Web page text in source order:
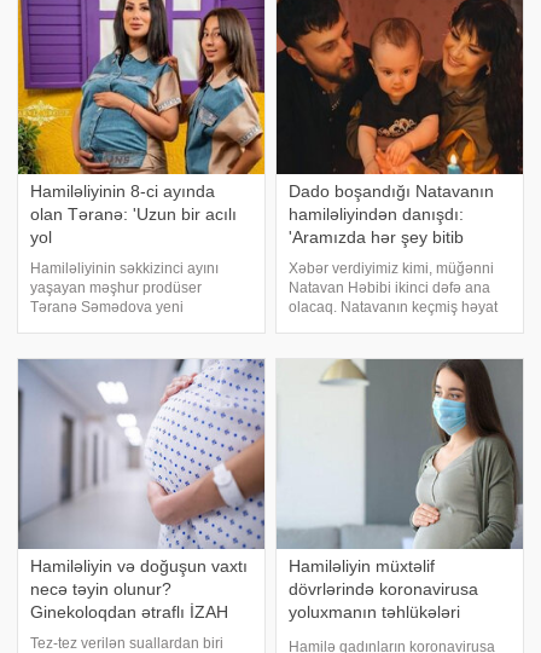
mütləq qoruyub, saxlamalısan.
Çünk
Hamiləliyinin 8-ci ayında
olan Təranə: 'Uzun bir acılı
yol
Hamiləliyinin səkkizinci ayını
yaşayan məşhur prodüser
Təranə Səmədova yeni
Suellə birlikdə obyektiv qarşısına
keçib. Sosial şəbəkə hesabında
fotolarını paylaşa
Dado boşandığı Natavanın
hamiləliyindən danışdı:
'Aramızda hər şey bitib
Xəbər verdiyimiz kimi, müğənni
Natavan Həbibi ikinci dəfə ana
olacaq. Natavanın keçmiş həyat
məsələ ilə bağlı sosial şəbəkə
hesabında videoaçıqlama
Hamiləliyin və doğuşun vaxtı
necə təyin olunur?
Ginekoloqdan ətraflı İZAH
Tez-tez verilən suallardan biri
Hamiləliyin müxtəlif
dövrlərində koronavirusa
yoluxmanın təhlükələri
Hamilə qadınların koronavirusa